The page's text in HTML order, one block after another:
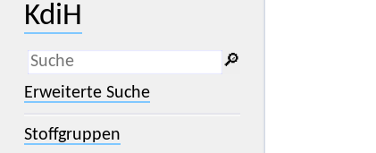
KdiH
_
(der Unterstrich) ist Platzhalter für
genau ein Zeichen.
% (das Prozentzeichen) ist Platzhalter
für kein, ein oder mehr als ein
🔎︎
Erweiterte Suche
Stoffgruppen